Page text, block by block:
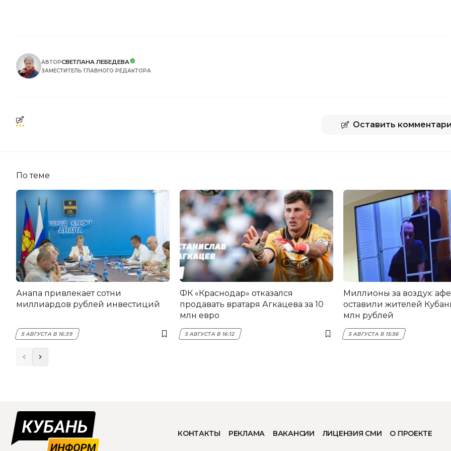
АВТОРСВЕТЛАНА ЛЕБЕДЕВА
ЗАМЕСТИТЕЛЬ ГЛАВНОГО РЕДАКТОРА
Оставить
По теме
Анапа привлекает сотни
миллиардов рублей инвестиций
5 АВГУСТА В 16:39
ФК «Краснодар» отказался
продавать вратаря Агкацева за 10
млн евро
5 АВГУСТА В 16:12
Миллионы за воздух:
оставили жителей
млн рублей
5 АВГУСТА В 15:56
КОНТАКТЫ РЕКЛАМА ВАКАНСИИ ЛИЦЕНЗИЯ СМИ О ПРОЕКТЕ